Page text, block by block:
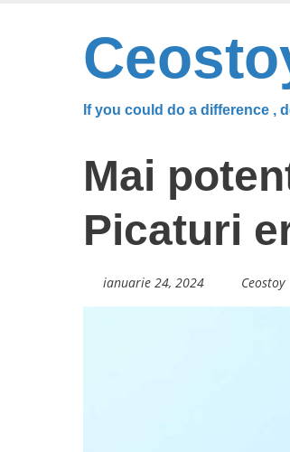
If you could do a difference ,
Mai
Picaturi
ianuarie 24, 2024 Ceostoy